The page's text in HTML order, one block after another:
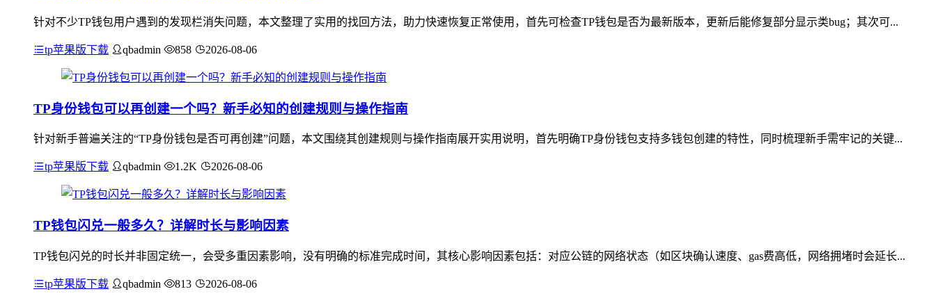
针对不少TP钱包用户遇到的发现栏消失问题，本文整理了实用的找回方法，助力快速恢复正常使用，首先可检查TP钱包是否为最新版本，更新后能修复部分显示类bug；其次可...
tp苹果版下载 qbadmin 858 2026-08-06
TP身份钱包可以再创建一个吗？新手必知的创建规则与操作指南
针对新手普遍关注的“TP身份钱包是否可再创建”问题，本文围绕其创建规则与操作指南展开实用说明，首先明确TP身份钱包支持多钱包创建的特性，同时梳理新手需牢记的关键...
tp苹果版下载 qbadmin 1.2K 2026-08-06
TP钱包闪兑一般多久？详解时长与影响因素
TP钱包闪兑的时长并非固定统一，会受多重因素影响，没有明确的标准完成时间，其核心影响因素包括：对应公链的网络状态（如区块确认速度、gas费高低，网络拥堵时会延长...
tp苹果版下载 qbadmin 813 2026-08-06